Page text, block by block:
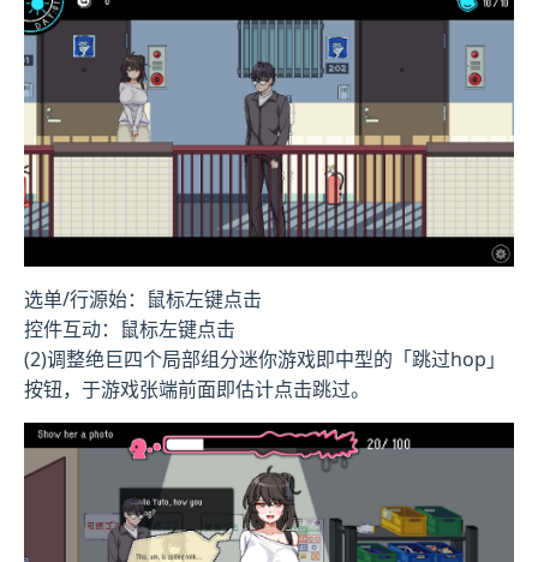
选单/行源始：鼠标左键点击
控件互动：鼠标左键点击
(2)调整绝巨四个局部组分迷你游戏即中型的「跳过hop」
按钮，于游戏张端前面即估计点击跳过。